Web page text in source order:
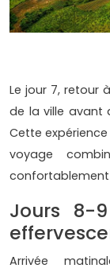
Le jour 7, retour
de la ville avant
Cette
voyage
Jours 8-
Arrivée